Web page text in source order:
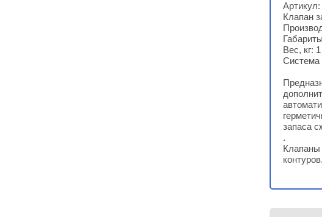
Клапан
Вес, кг: 1
Система
запаса
.
Клапаны
контуров.